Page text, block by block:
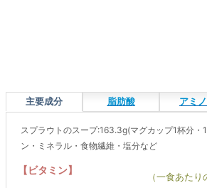
主要成分 脂肪酸 アミ
スプラウトのスープ:163.3g(マグカップ1杯分・
ン・ミネラル・食物繊維・塩分など
【ビタミン】
（一食あたり